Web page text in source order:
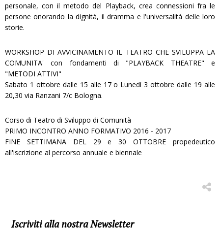
personale, con il metodo del Playback, crea connessioni fra le
persone onorando la dignità, il dramma e l'universalità delle loro
storie.
WORKSHOP DI AVVICINAMENTO IL TEATRO CHE SVILUPPA LA
COMUNITA' con fondamenti di "PLAYBACK THEATRE" e
"METODI ATTIVI"
Sabato 1 ottobre dalle 15 alle 17 o Lunedì 3 ottobre dalle 19 alle
20,30 via Ranzani 7/c Bologna.
Corso di Teatro di Sviluppo di Comunità
PRIMO INCONTRO ANNO FORMATIVO 2016 - 2017
FINE SETTIMANA DEL 29 e 30 OTTOBRE propedeutico
all'iscrizione al percorso annuale e biennale
Iscriviti alla nostra Newsletter